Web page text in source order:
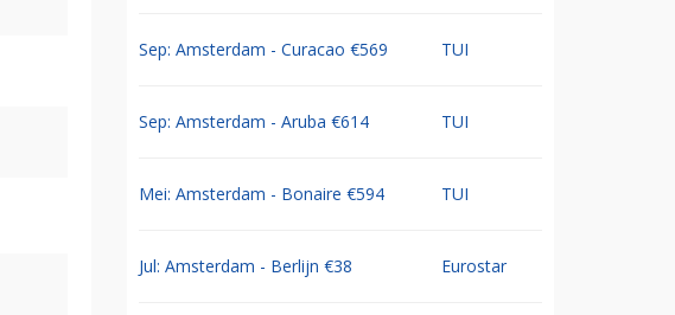
Sep: Amsterdam - Curacao €569 TUI
Sep: Amsterdam - Aruba €614 TUI
Mei: Amsterdam - Bonaire €594 TUI
Jul: Amsterdam - Berlijn €38 Eurostar